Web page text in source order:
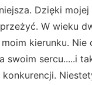
Dzięki
W wieku
kierunku. Nie
swoim sercu.....i
konkurencji.